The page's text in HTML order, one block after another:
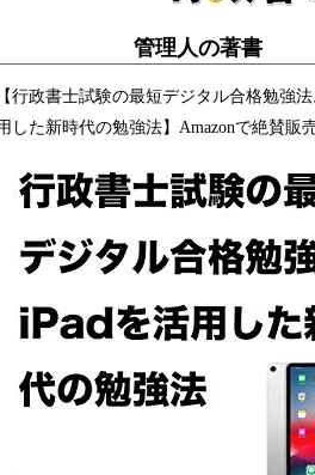
管理人の著書
【行政書士試験の最短デジタル合格勉強
した新時代の勉強法】Amazonで絶賛販